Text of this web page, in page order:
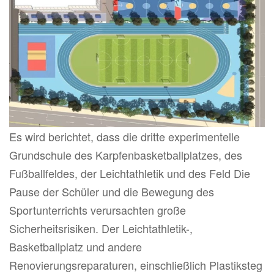
Es wird berichtet, dass die dritte experimentelle
Grundschule des Karpfenbasketballplatzes, des
Fußballfeldes, der Leichtathletik und des Feld Die
Pause der Schüler und die Bewegung des
Sportunterrichts verursachten große
Sicherheitsrisiken. Der Leichtathletik-,
Basketballplatz und andere
Renovierungsreparaturen, einschließlich Plastiksteg